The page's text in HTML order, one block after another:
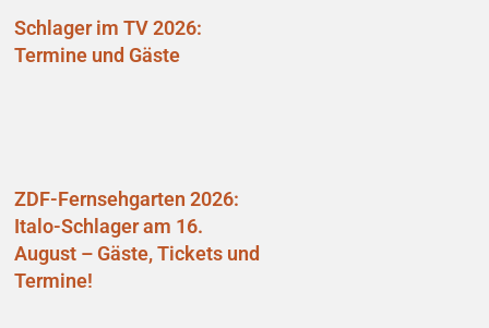
Schlager im TV 2026:
Termine und Gäste
ZDF-Fernsehgarten 2026:
Italo-Schlager am 16.
August – Gäste, Tickets und
Termine!